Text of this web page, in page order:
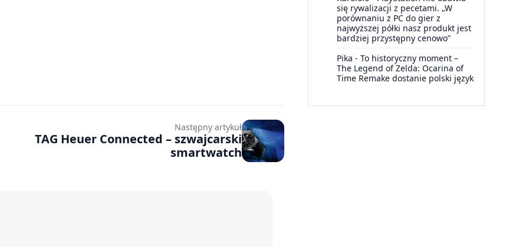
się rywalizacji z pecetami. „W
porównaniu z PC do gier z
najwyższej półki nasz produkt jest
bardziej przystępny cenowo”
Pika - To historyczny moment –
The Legend of Zelda: Ocarina of
Time Remake dostanie polski język
Następny artykuł
TAG Heuer Connected – szwajcarski
smartwatch